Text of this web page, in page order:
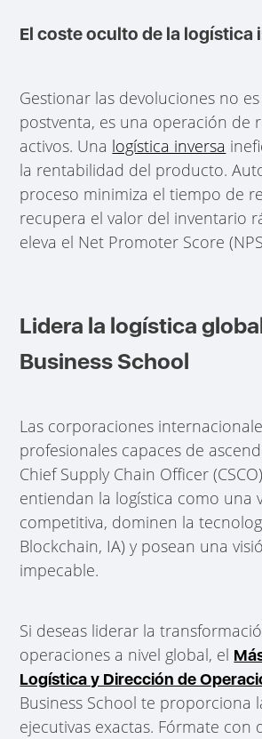
El coste oculto de la logística
Gestionar las devoluciones no
postventa, es una operación de
activos. Una logística inversa
la rentabilidad del producto.
proceso minimiza el tiempo de
recupera el valor del inventario
eleva el Net Promoter Score
Lidera la logística
Business School
Las corporaciones
profesionales capaces de
Chief Supply Chain Officer
entiendan la logística como una
competitiva, dominen la
Blockchain, IA) y posean una
impecable.
Si deseas liderar la
operaciones a nivel global, el
Logística y Dirección de
Business School te proporciona
ejecutivas exactas. Fórmate con